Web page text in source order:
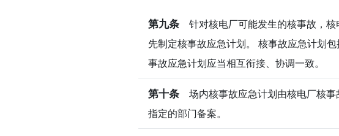
第九条 针对核电厂可能发生的核事故，
先制定核事故应急计划。 核事故应急计划
事故应急计划应当相互衔接、协调一致。
第十条 场内核事故应急计划由核电厂核
指定的部门备案。